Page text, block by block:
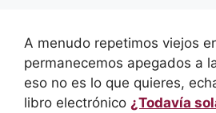
A menudo repetimos viejos
permanecemos apegados a
eso no es lo que quieres,
libro electrónico ¿Todavía